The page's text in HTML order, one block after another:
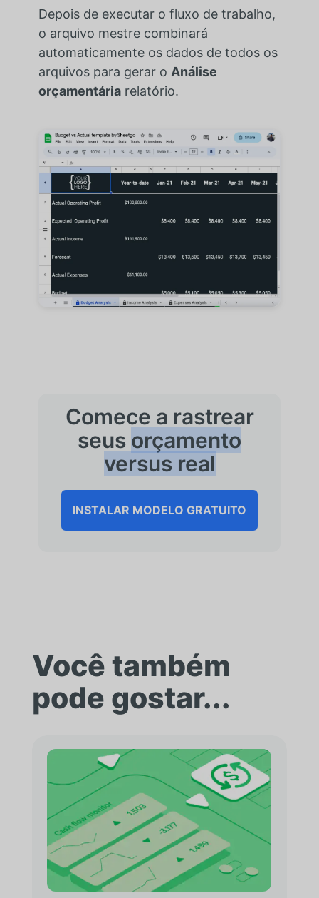
Depois de executar o fluxo de trabalho,
o arquivo mestre combinará
automaticamente os dados de todos os
arquivos para gerar o Análise
orçamentáriarelatório.
Comece a rastrear
seus orçamento
versus real
INSTALAR MODELO GRATUITO
Você também
pode gostar...